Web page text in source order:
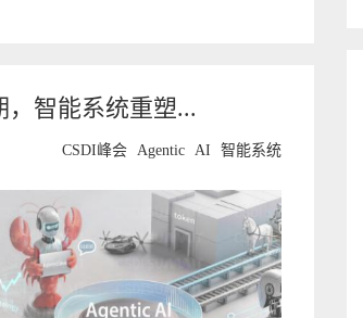
，智能系统重塑...
CSDI峰会 Agentic AI 智能系统